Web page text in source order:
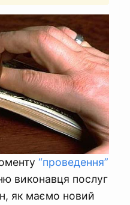
“проведення”
виконавця послуг
як маємо новий